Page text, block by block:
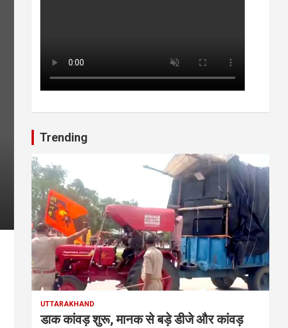
Trending
UTTARAKHAND
डाक कांवड़ शुरू, मानक से बड़े डीजे और कांवड़